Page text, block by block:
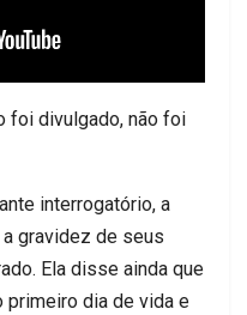
foi divulgado, não foi
interrogatório, a
gravidez de seus
Ela disse ainda que
primeiro dia de vida e